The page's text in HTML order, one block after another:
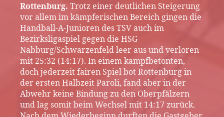
Rottenburg. Trotz einer deutlichen Steigerung
vor allem im kämpferischen Bereich gingen die
Handball-A-Junioren des TSV auch im
Bezirksligaspiel gegen die HSG
Nabburg/Schwarzenfeld leer aus und verloren
mit 25:32 (14:17). In einem kampfbetonten,
doch jederzeit fairen Spiel bot Rottenburg in
der ersten Halbzeit Paroli, fand aber in der
Abwehr keine Bindung zu den Oberpfälzern
und lag somit beim Wechsel mit 14:17 zurück.